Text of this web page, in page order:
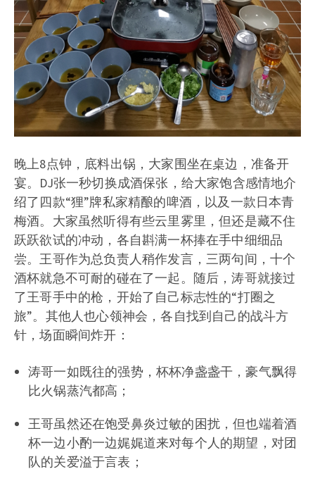
晚上8点钟，底料出锅，大家围坐在桌边，准备开
宴。DJ张一秒切换成酒保张，给大家饱含感情地介
绍了四款“狸”牌私家精酿的啤酒，以及一款日本青
梅酒。大家虽然听得有些云里雾里，但还是藏不住
跃跃欲试的冲动，各自斟满一杯捧在手中细细品
尝。王哥作为总负责人稍作发言，三两句间，十个
酒杯就急不可耐的碰在了一起。随后，涛哥就接过
了王哥手中的枪，开始了自己标志性的“打圈之
旅”。其他人也心领神会，各自找到自己的战斗方
针，场面瞬间炸开：
涛哥一如既往的强势，杯杯净盏盏干，豪气飘得
比火锅蒸汽都高；
王哥虽然还在饱受鼻炎过敏的困扰，但也端着酒
杯一边小酌一边娓娓道来对每个人的期望，对团
队的关爱溢于言表；